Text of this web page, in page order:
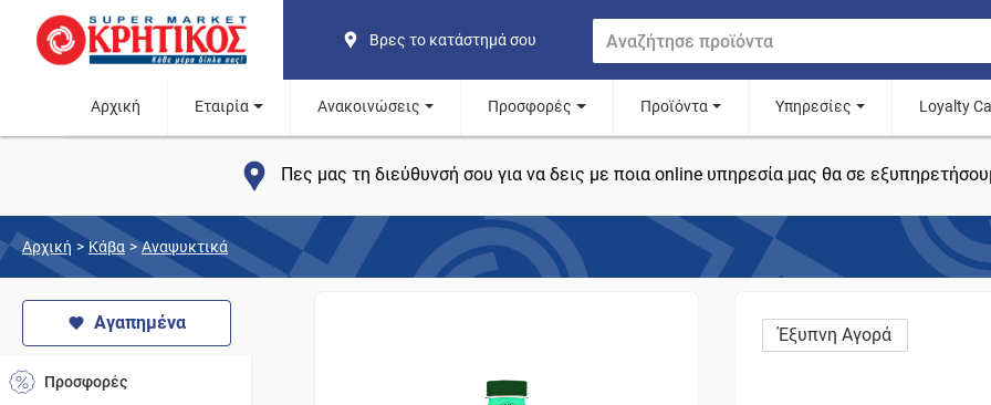
Βρες το κατάστημά σου
Αρχική Εταιρία Ανακοινώσεις Προσφορές Προϊόντα Υπηρεσίες Loyalty
Πες μας τη διεύθυνσή σου για να δεις με ποια online υπηρεσία μας θα σε
Αρχική > Κάβα > Αναψυκτικά
Αγαπημένα
Προσφορές
Έξυπνη Αγορά